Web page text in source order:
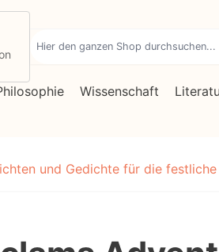
Wissenschaft
und Gedichte für die